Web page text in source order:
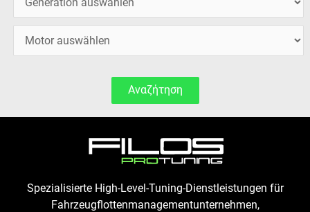
Αναζήτηση
Spezialisierte High-Level-Tuning-Dienstleistungen für
Fahrzeugflottenmanagementunternehmen,